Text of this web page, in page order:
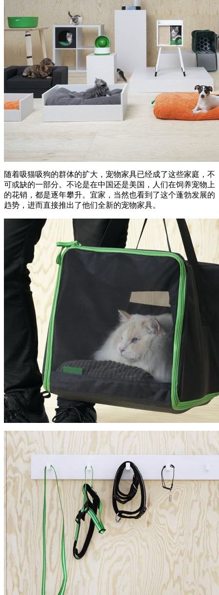
随着吸猫吸狗的群体的扩大，宠物家具已经成了这些家庭，不
可或缺的一部分。不论是在中国还是美国，人们在饲养宠物上
的花销，都是逐年攀升。宜家，当然也看到了这个蓬勃发展的
趋势，进而直接推出了他们全新的宠物家具。